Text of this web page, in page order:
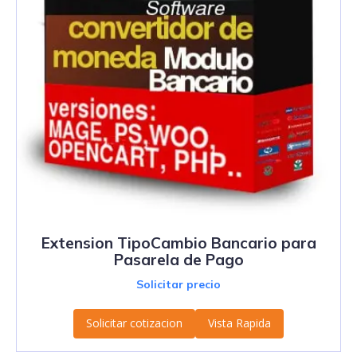
Extension TipoCambio Bancario para
Pasarela de Pago
Solicitar precio
Solicitar cotizacion Vista Rapida